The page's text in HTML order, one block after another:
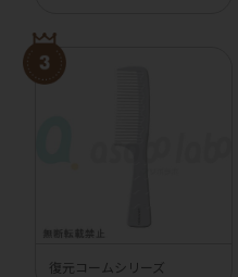
復元コームシリーズ